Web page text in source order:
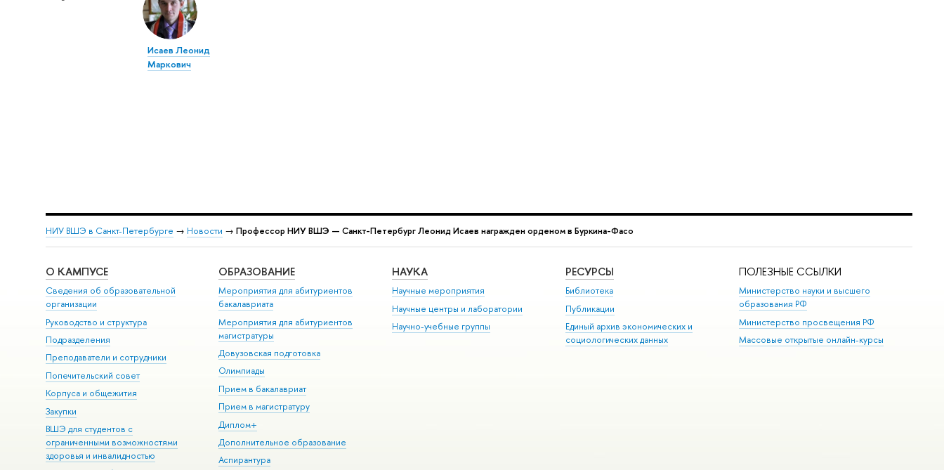
Исаев Леонид
Маркович
НИУ ВШЭ в Санкт-Петербурге → Новости → Профессор НИУ ВШЭ — Санкт-Петербург Леонид Исаев награжден орденом в Буркина-Фасо
О КАМПУСЕ
Сведения об образовательной
организации
Руководство и структура
Подразделения
Преподаватели и сотрудники
Попечительский совет
Корпуса и общежития
Закупки
ВШЭ для студентов с
ограниченными возможностями
здоровья и инвалидностью
ОБРАЗОВАНИЕ
Мероприятия для абитуриентов
бакалавриата
Мероприятия для абитуриентов
магистратуры
Довузовская подготовка
Олимпиады
Прием в бакалавриат
Прием в магистратуру
Диплом+
Дополнительное образование
Аспирантура
НАУКА
Научные мероприятия
Научные центры и лаборатории
Научно-учебные группы
РЕСУРСЫ
Библиотека
Публикации
Единый архив экономических и
социологических данных
ПОЛЕЗНЫЕ ССЫЛКИ
Министерство науки и высшего
образования РФ
Министерство просвещения РФ
Массовые открытые онлайн-курсы